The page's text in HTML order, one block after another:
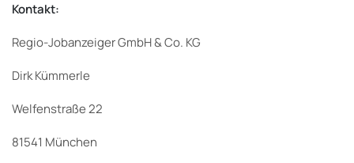
Kontakt:
Regio-Jobanzeiger GmbH & Co. KG
Dirk Kümmerle
Welfenstraße 22
81541 München